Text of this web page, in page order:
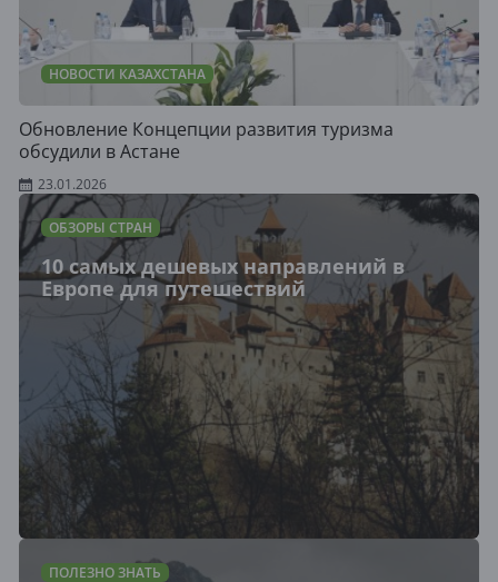
НОВОСТИ КАЗАХСТАНА
Обновление Концепции развития туризма
обсудили в Астане
23.01.2026
ОБЗОРЫ СТРАН
10 самых дешевых направлений в
Европе для путешествий
ПОЛЕЗНО ЗНАТЬ